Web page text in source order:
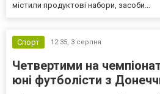
містили продуктові набори, засоби...
Спорт 12:35, 3 серпня
Четвертими на
юні футболісти з